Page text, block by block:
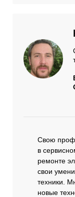
Свою
в
ремонте
свои
техники.
новые